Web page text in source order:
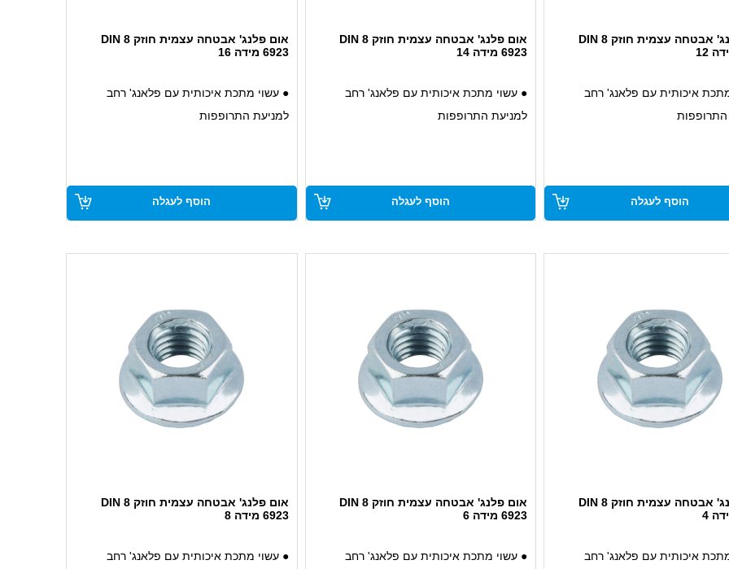
אום פלנג' אבטחה עצמית חוזק 8 DIN
איכותית עם פלאנג' רחב
אבטחה עצמית עם ליבת ניילון
התרופפותהוסף לעגלה
אום פלנג' אבטחה עצמית חוזק 8 DIN
6923 מידה 14
● עשוי מתכת איכותית עם פלאנג' רחב
למניעת התרופפות
● מערכת אבטחה עצמית עם ליבת ניילון
למניעת התרופפותהוסף לעגלה
אום פלנג' אבטחה עצמית חוזק 8 DIN
6923 מידה 16
● עשוי מתכת איכותית עם פלאנג' רחב
למניעת התרופפות
● מערכת אבטחה עצמית עם ליבת ניילון
למניעת התרופפותהוסף לעגלה
אום פלנג' אבטחה עצמית חוזק 8 DIN
איכותית עם פלאנג' רחב
אום פלנג' אבטחה עצמית חוזק 8 DIN
6923 מידה 6
● עשוי מתכת איכותית עם פלאנג' רחב
אום פלנג' אבטחה עצמית חוזק 8 DIN
6923 מידה 8
● עשוי מתכת איכותית עם פלאנג' רחב